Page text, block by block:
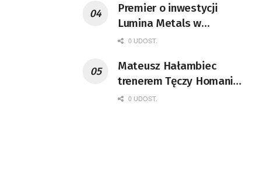
ma być rewolucją na
torach
Premier o inwestycji
Lumina Metals w
Lubuskiem
0 UDOST.
Mateusz Hałambiec
trenerem Tęczy Homanit
Krosno Odrzańskie
0 UDOST.